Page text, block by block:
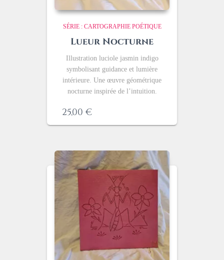
SÉRIE : CARTOGRAPHIE POÉTIQUE
Lueur Nocturne
Illustration luciole jasmin indigo
symbolisant guidance et lumière
intérieure. Une œuvre géométrique
nocturne inspirée de l’intuition.
25,00 €